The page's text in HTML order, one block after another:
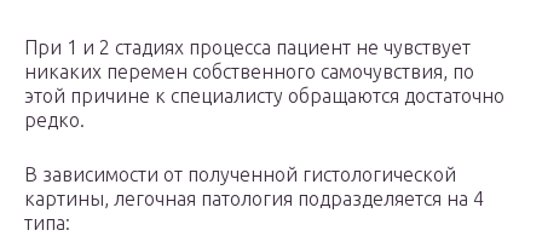
При 1 и 2 стадиях процесса пациент не чувствует
никаких перемен собственного самочувствия, по
этой причине к специалисту обращаются достаточно
редко.
В зависимости от полученной гистологической
картины, легочная патология подразделяется на 4
типа: